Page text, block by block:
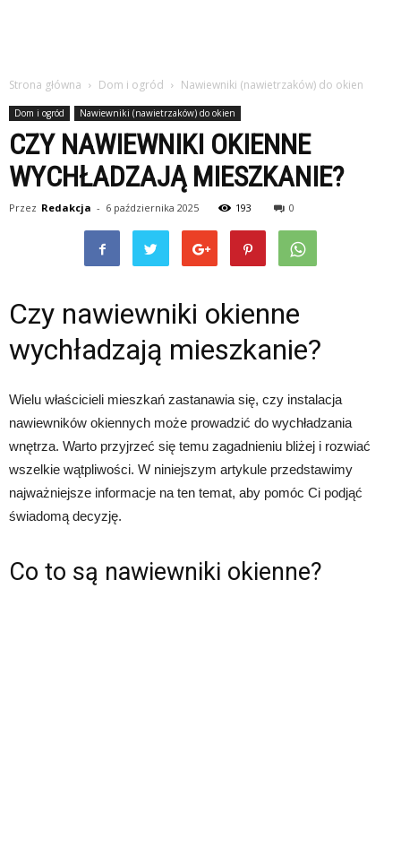
Strona główna Dom i ogród Nawiewniki (nawietrzaków) do okien
Dom i ogród Nawiewniki (nawietrzaków) do okien
CZY NAWIEWNIKI OKIENNE
WYCHŁADZAJĄ MIESZKANIE?
Przez Redakcja - 6 października 2025 193 0
Czy nawiewniki okienne
wychładzają mieszkanie?
Wielu właścicieli mieszkań zastanawia się, czy instalacja
nawiewników okiennych może prowadzić do wychładzania
wnętrza. Warto przyjrzeć się temu zagadnieniu bliżej i rozwiać
wszelkie wątpliwości. W niniejszym artykule przedstawimy
najważniejsze informacje na ten temat, aby pomóc Ci podjąć
świadomą decyzję.
Co to są nawiewniki okienne?